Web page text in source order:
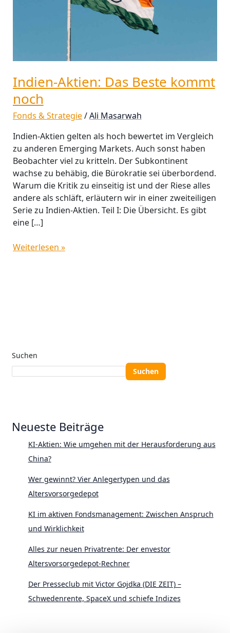
Indien-Aktien: Das Beste kommt
noch
Fonds & Strategie/Ali Masarwah
Indien-Aktien gelten als hoch bewertet im Vergleich
zu anderen Emerging Markets. Auch sonst haben
Beobachter viel zu kritteln. Der Subkontinent
wachse zu behäbig, die Bürokratie sei überbordend.
Warum die Kritik zu einseitig ist und der Riese alles
andere als schläft, erläutern wir in einer zweiteiligen
Serie zu Indien-Aktien. Teil I: Die Übersicht. Es gibt
eine […]
Weiterlesen »
Suchen
Suchen
Neueste Beiträge
KI-Aktien: Wie umgehen mit der Herausforderung aus
China?
Wer gewinnt? Vier Anlegertypen und das
Altersvorsorgedepot
KI im aktiven Fondsmanagement: Zwischen Anspruch
und Wirklichkeit
Alles zur neuen Privatrente: Der envestor
Altersvorsorgedepot-Rechner
Der Presseclub mit Victor Gojdka (DIE ZEIT) –
Schwedenrente, SpaceX und schiefe Indizes